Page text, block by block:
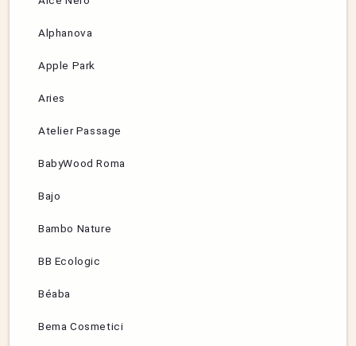
Alphanova
Apple Park
Aries
Atelier Passage
BabyWood Roma
Bajo
Bambo Nature
BB Ecologic
Béaba
Bema Cosmetici